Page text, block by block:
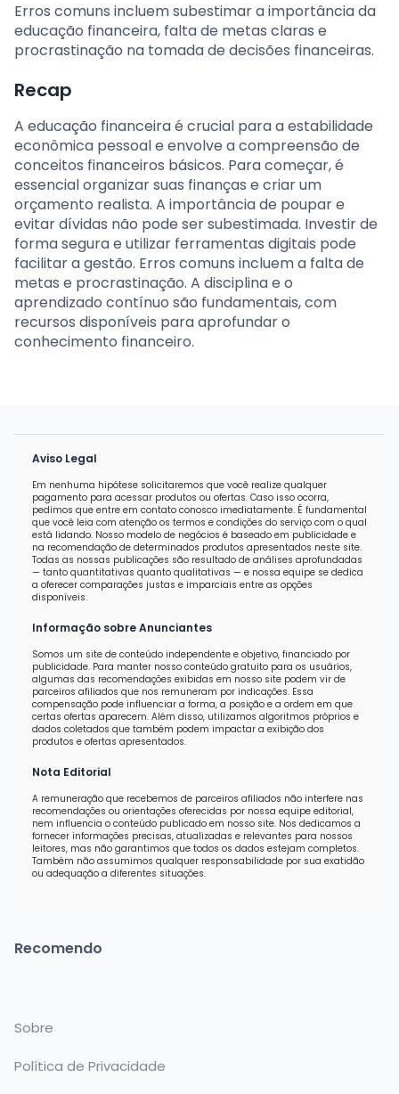
Erros comuns incluem subestimar a importância da
educação financeira, falta de metas claras e
procrastinação na tomada de decisões financeiras.
Recap
A educação financeira é crucial para a estabilidade
econômica pessoal e envolve a compreensão de
conceitos financeiros básicos. Para começar, é
essencial organizar suas finanças e criar um
orçamento realista. A importância de poupar e
evitar dívidas não pode ser subestimada. Investir de
forma segura e utilizar ferramentas digitais pode
facilitar a gestão. Erros comuns incluem a falta de
metas e procrastinação. A disciplina e o
aprendizado contínuo são fundamentais, com
recursos disponíveis para aprofundar o
conhecimento financeiro.
Aviso Legal
Em nenhuma hipótese solicitaremos que você realize qualquer
pagamento para acessar produtos ou ofertas. Caso isso ocorra,
pedimos que entre em contato conosco imediatamente. É fundamental
que você leia com atenção os termos e condições do serviço com o qual
está lidando. Nosso modelo de negócios é baseado em publicidade e
na recomendação de determinados produtos apresentados neste site.
Todas as nossas publicações são resultado de análises aprofundadas
— tanto quantitativas quanto qualitativas — e nossa equipe se dedica
a oferecer comparações justas e imparciais entre as opções
disponíveis.
Informação sobre Anunciantes
Somos um site de conteúdo independente e objetivo, financiado por
publicidade. Para manter nosso conteúdo gratuito para os usuários,
algumas das recomendações exibidas em nosso site podem vir de
parceiros afiliados que nos remuneram por indicações. Essa
compensação pode influenciar a forma, a posição e a ordem em que
certas ofertas aparecem. Além disso, utilizamos algoritmos próprios e
dados coletados que também podem impactar a exibição dos
produtos e ofertas apresentados.
Nota Editorial
A remuneração que recebemos de parceiros afiliados não interfere nas
recomendações ou orientações oferecidas por nossa equipe editorial,
nem influencia o conteúdo publicado em nosso site. Nos dedicamos a
fornecer informações precisas, atualizadas e relevantes para nossos
leitores, mas não garantimos que todos os dados estejam completos.
Também não assumimos qualquer responsabilidade por sua exatidão
ou adequação a diferentes situações.
Recomendo
Sobre
Política de Privacidade